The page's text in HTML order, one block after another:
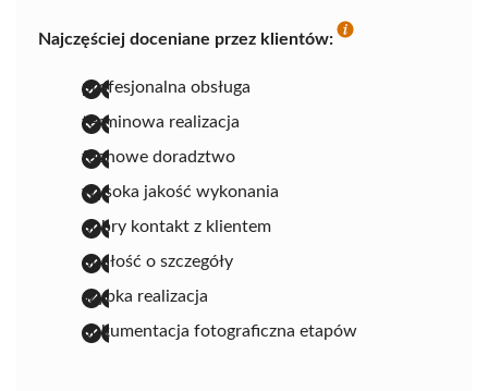
Najczęściej doceniane przez klientów:
profesjonalna obsługa
terminowa realizacja
fachowe doradztwo
wysoka jakość wykonania
dobry kontakt z klientem
dbałość o szczegóły
szybka realizacja
dokumentacja fotograficzna etapów